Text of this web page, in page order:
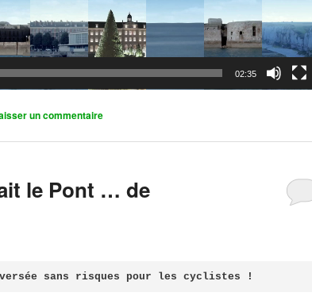
02:35
un commentaire
le Pont … de
sans risques pour les cyclistes !